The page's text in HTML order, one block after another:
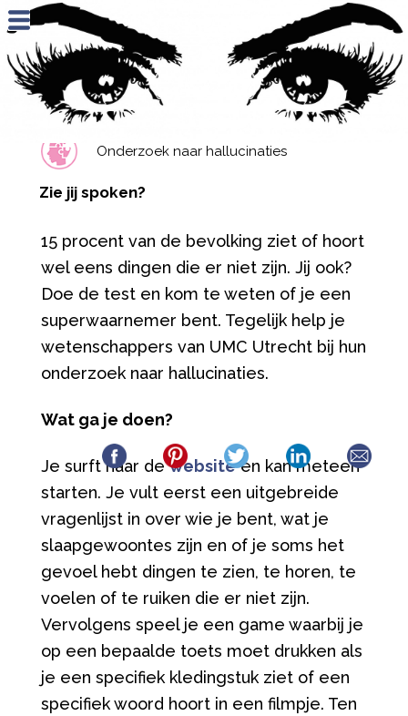
Onderzoek naar hallucinaties
Zie jij spoken?
15 procent van de bevolking ziet of hoort
wel eens dingen die er niet zijn. Jij ook?
Doe de test en kom te weten of je een
superwaarnemer bent. Tegelijk help je
wetenschappers van UMC Utrecht bij hun
onderzoek naar hallucinaties.
Wat ga je doen?
Je surft naar dewebsiteen kan meteen
starten. Je vult eerst een uitgebreide
vragenlijst in over wie je bent, wat je
slaapgewoontes zijn en of je soms het
gevoel hebt dingen te zien, te horen, te
voelen of te ruiken die er niet zijn.
Vervolgens speel je een game waarbij je
op een bepaalde toets moet drukken als
je een specifiek kledingstuk ziet of een
specifiek woord hoort in een filmpje. Ten